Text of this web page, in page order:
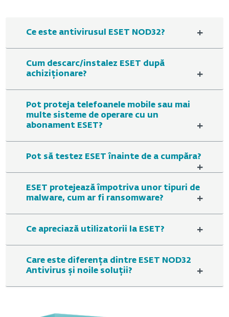
Ce este antivirusul ESET NOD32? +
Cum descarc/instalez ESET după
achiziționare?
+
Pot proteja telefoanele mobile sau mai
multe sisteme de operare cu un
abonament ESET?
+
Pot să testez ESET înainte de a cumpăra?
+
ESET protejează împotriva unor tipuri de
malware, cum ar fi ransomware?
+
Ce apreciază utilizatorii la ESET? +
Care este diferența dintre ESET NOD32
Antivirus și noile soluții?
+